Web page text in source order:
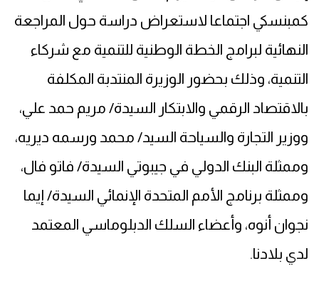
كمبنسكي اجتماعا لاستعراض دراسة حول المراجعة
النهائية لبرامج الخطة الوطنية للتنمية مع شركاء
التنمية، وذلك بحضور الوزيرة المنتدبة المكلفة
بالاقتصاد الرقمي والابتكار السيدة/ مريم حمد علي،
ووزير التجارة والسياحة السيد/ محمد ورسمه ديريه،
وممثلة البنك الدولي في جيبوتي السيدة/ فاتو فال،
وممثلة برنامج الأمم المتحدة الإنمائي السيدة/ إيما
نجوان أنوه، وأعضاء السلك الدبلوماسي المعتمد
لدي بلادنا.